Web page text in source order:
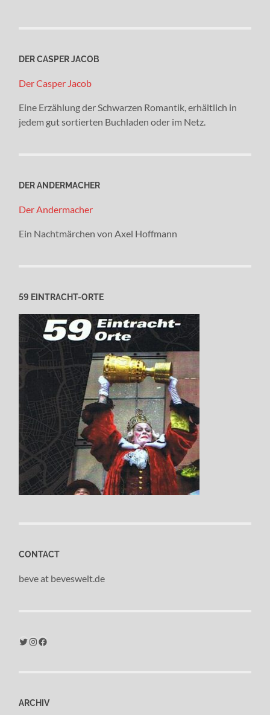
DER CASPER JACOB
Der Casper Jacob
Eine Erzählung der Schwarzen Romantik, erhältlich in
jedem gut sortierten Buchladen oder im Netz.
DER ANDERMACHER
Der Andermacher
Ein Nachtmärchen von Axel Hoffmann
59 EINTRACHT-ORTE
CONTACT
beve at beveswelt.de
Twitter Instagram Facebook
ARCHIV